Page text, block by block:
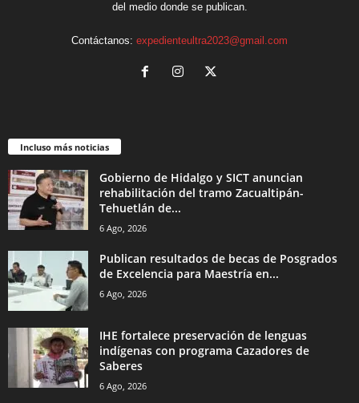
del medio donde se publican.
Contáctanos: expedienteultra2023@gmail.com
Incluso más noticias
Gobierno de Hidalgo y SICT anuncian
rehabilitación del tramo Zacualtipán-
Tehuetlán de...
6 Ago, 2026
Publican resultados de becas de Posgrados
de Excelencia para Maestría en...
6 Ago, 2026
IHE fortalece preservación de lenguas
indígenas con programa Cazadores de
Saberes
6 Ago, 2026